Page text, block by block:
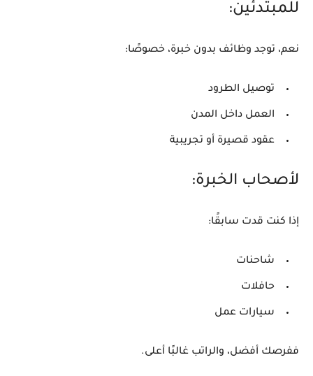
للمبتدئين:
نعم، توجد وظائف بدون خبرة، خصوصًا:
توصيل الطرود
العمل داخل المدن
عقود قصيرة أو تجريبية
لأصحاب الخبرة:
إذا كنت قدت سابقًا:
شاحنات
حافلات
سيارات عمل
ففرصك أفضل، والراتب غالبًا أعلى.